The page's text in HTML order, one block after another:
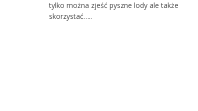
tylko można zjeść pyszne lody ale także
skorzystać…..